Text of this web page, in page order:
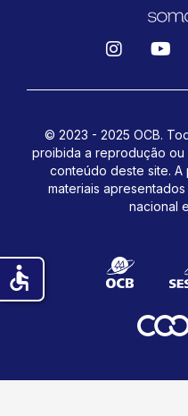
© 2023 - 2025 OCB.
proibida a reprodução
conteúdo deste site. A
materiais
nacional
accessible